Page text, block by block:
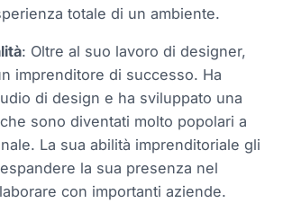
totale di un ambiente.
: Oltre al suo lavoro di designer,
imprenditore di successo. Ha
di design e ha sviluppato una
sono diventati molto popolari a
La sua abilità imprenditoriale gli
la sua presenza nel
con importanti aziende.